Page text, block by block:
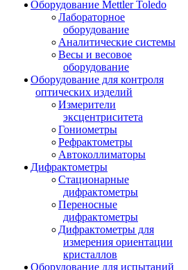
Оборудование Mettler Toledo
Лабораторное
оборудование
Аналитические системы
Весы и весовое
оборудование
Оборудование для контроля
оптических изделий
Измерители
эксцентриситета
Гониометры
Рефрактометры
Автоколлиматоры
Дифрактометры
Стационарные
дифрактометры
Переносные
дифрактометры
Дифрактометры для
измерения ориентации
кристаллов
Оборудование для испытаний